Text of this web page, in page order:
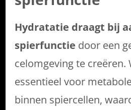
Hydratatie draagt bij
spierfunctie door een
celomgeving te creëren.
essentieel voor
binnen spiercellen,